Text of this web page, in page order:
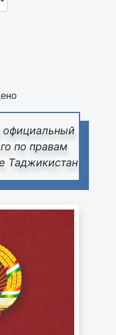
официальный
по правам
Таджикистан